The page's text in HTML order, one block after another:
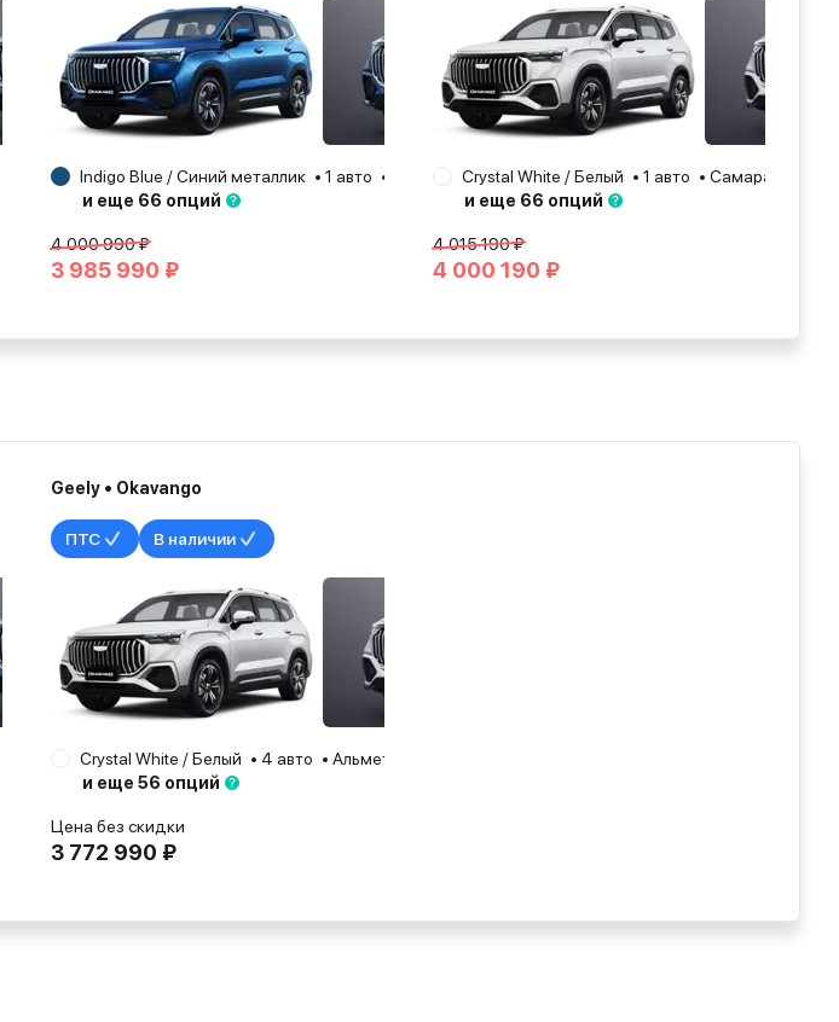
Альметьевск
2025
Indigo Blue / Синий металлик 1 авто Самара
2026
и еще 66 опций
4 000 990 ₽
3 985 990 ₽
Crystal White / Белый 1 авто Самара
и еще 66 опций
4 015 190 ₽
4 000 190 ₽
Набережные Челны
2024
Geely • Okavango
ПТС В наличии
Crystal White / Белый 4 авто Альметьевск
и еще 56 опций
Цена без скидки
3 772 990 ₽